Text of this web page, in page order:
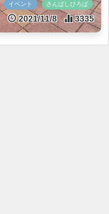
イベント さんばしひろば
2021/11/8 3335